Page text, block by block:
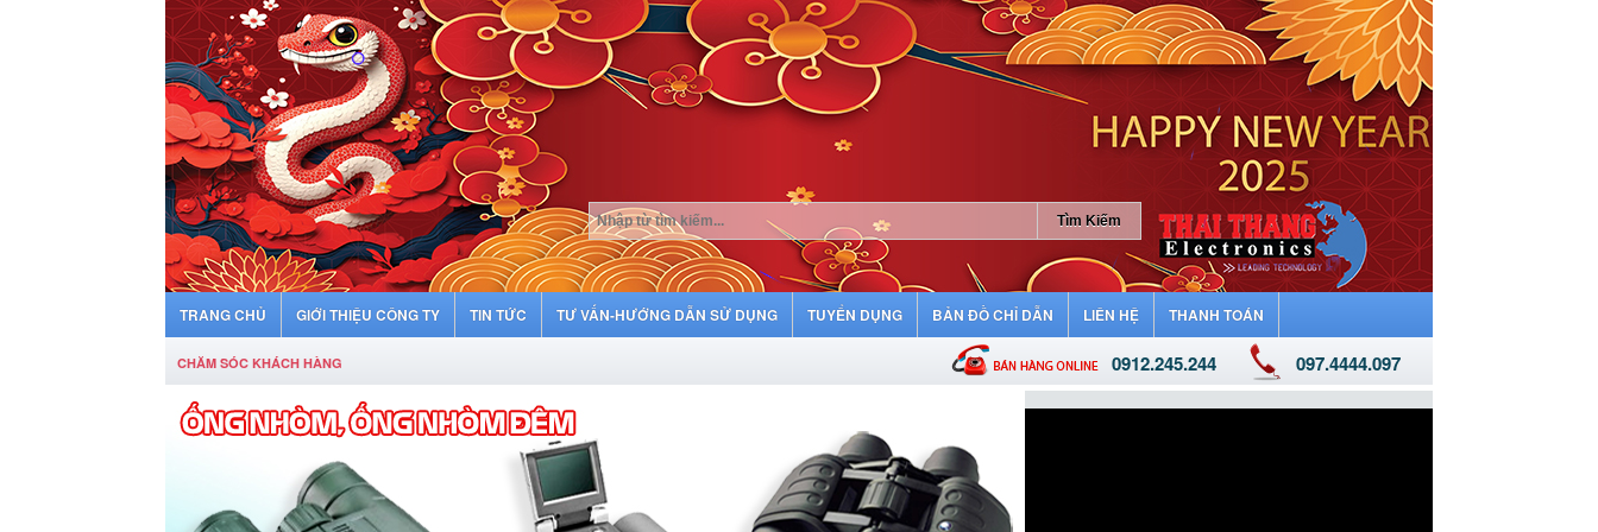
TRANG CHỦ GIỚI THIỆU CÔNG TY TIN TỨC TƯ VẤN-HƯỚNG DẪN SỬ DỤNG TUYỂN DỤNG BẢN ĐỒ CHỈ DẪN LIÊN HỆ THANH TOÁN
CHĂM SÓC KHÁCH HÀNG 0912.245.244 097.4444.097